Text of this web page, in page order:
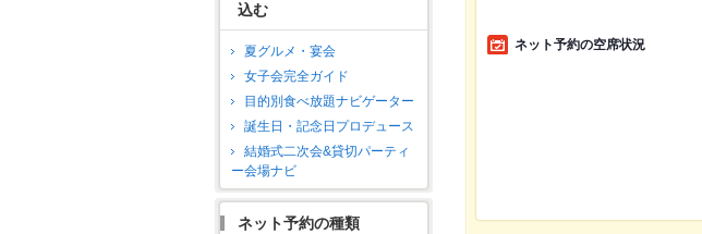
込む
夏グルメ・宴会
女子会完全ガイド
目的別食べ放題ナビゲーター
誕生日・記念日プロデュース
結婚式二次会&貸切パーティ
ー会場ナビ
ネット予約の種類
ネット予約の空席状況